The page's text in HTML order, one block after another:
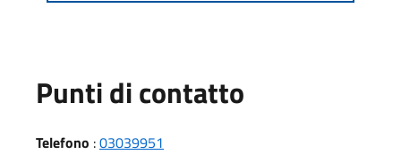
Punti di contatto
Telefono :03039951